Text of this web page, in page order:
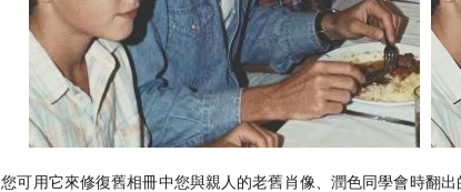
您可用它來修復舊相冊中您與親人的老舊肖像、潤色同學會時翻